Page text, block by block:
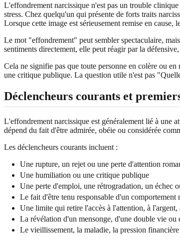
L'effondrement narcissique n'est pas un trouble
stress. Chez quelqu'un qui présente de forts traits
Lorsque cette image est sérieusement remise en cause,
Le mot "effondrement" peut sembler spectaculaire,
sentiments directement, elle peut réagir par la
Cela ne signifie pas que toute personne en colère ou
une critique publique. La question utile n'est pas
Déclencheurs courants et
L'effondrement narcissique est généralement lié à une
dépend du fait d'être admirée, obéie ou considérée
Les déclencheurs courants incluent :
Une rupture, un rejet ou une perte d'attention
Une humiliation ou une critique publique
Une perte d'emploi, une rétrogradation, un échec
Le fait d'être tenu responsable d'un comportement
Une limite qui retire l'accès à l'attention, à l'argent,
La révélation d'un mensonge, d'une double vie ou
Le vieillissement, la maladie, la pression